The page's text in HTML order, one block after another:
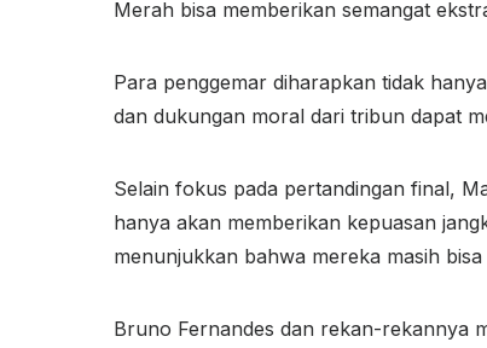
Merah bisa memberikan semangat
Para penggemar diharapkan tidak
dan dukungan moral dari tribun dapat
Selain fokus pada pertandingan final,
hanya akan memberikan kepuasan
menunjukkan bahwa mereka masih
Bruno Fernandes dan rekan-rekannya